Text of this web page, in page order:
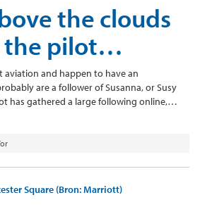
the clouds
the pilot…
aviation and happen to have an
are a follower of Susanna, or Susy
has gathered a large following online,…